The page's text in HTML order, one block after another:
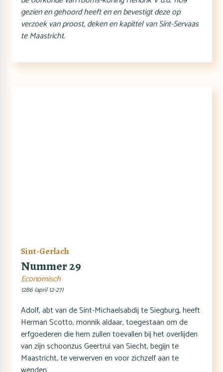
gezien en gehoord heeft en en bevestigt deze op
verzoek van proost, deken en kapittel van Sint-Servaas
te Maastricht.
Sint-Gerlach
Nummer 29
Economisch
1286 (april 12-27)
Adolf, abt van de Sint-Michaelsabdij te Siegburg, heeft
Herman Scotto, monnik aldaar, toegestaan om de
erfgoederen die hem zullen toevallen bij het overlijden
van zijn schoonzus Geertrui van Siecht, begijn te
Maastricht, te verwerven en voor zichzelf aan te